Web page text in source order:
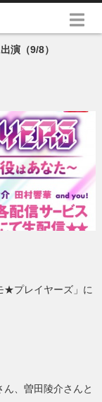
演（9/8）
★プレイヤーズ」に
、 曽田陵介さんと